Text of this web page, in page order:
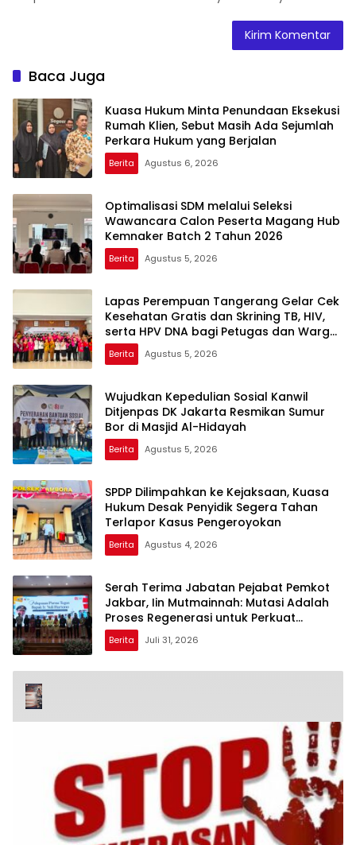
Baca Juga
Kuasa Hukum Minta Penundaan Eksekusi
Rumah Klien, Sebut Masih Ada Sejumlah
Perkara Hukum yang Berjalan
Berita Agustus 6, 2026
Optimalisasi SDM melalui Seleksi
Wawancara Calon Peserta Magang Hub
Kemnaker Batch 2 Tahun 2026
Berita Agustus 5, 2026
Lapas Perempuan Tangerang Gelar Cek
Kesehatan Gratis dan Skrining TB, HIV,
serta HPV DNA bagi Petugas dan Warga
Binaan
Berita Agustus 5, 2026
Wujudkan Kepedulian Sosial Kanwil
Ditjenpas DK Jakarta Resmikan Sumur
Bor di Masjid Al-Hidayah
Berita Agustus 5, 2026
SPDP Dilimpahkan ke Kejaksaan, Kuasa
Hukum Desak Penyidik Segera Tahan
Terlapor Kasus Pengeroyokan
Berita Agustus 4, 2026
Serah Terima Jabatan Pejabat Pemkot
Jakbar, Iin Mutmainnah: Mutasi Adalah
Proses Regenerasi untuk Perkuat
Pelayanan Publik
Berita Juli 31, 2026